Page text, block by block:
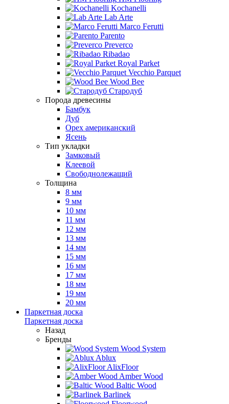
Kochanelli
Lab Arte
Marco Ferutti
Parento
Preverco
Ribadao
Royal Parket
Vecchio Parquet
Wood Bee
Стародуб
Порода древесины
Бамбук
Дуб
Орех американский
Ясень
Тип укладки
Замковый
Клеевой
Свободнолежащий
Толщина
8 мм
9 мм
10 мм
11 мм
12 мм
13 мм
14 мм
15 мм
16 мм
17 мм
18 мм
19 мм
20 мм
Паркетная доска
Паркетная доска
Назад
Бренды
Wood System
Ablux
AlixFloor
Amber Wood
Baltic Wood
Barlinek